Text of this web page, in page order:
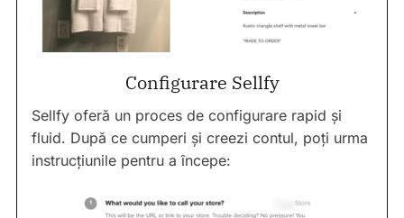
Configurare Sellfy
Sellfy oferă un proces de configurare rapid și
fluid. După ce cumperi și creezi contul, poți urma
instrucțiunile pentru a începe: